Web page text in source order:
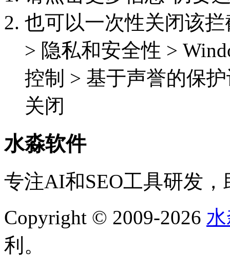
也可以一次性关闭该
> 隐私和安全性 >
控制 > 基于声誉的保
关闭
水淼软件
专注AI和SEO工具研发
Copyright © 2009-2026
利。